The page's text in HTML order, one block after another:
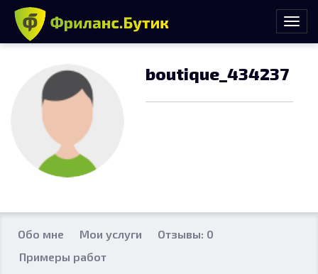
boutique_434237
Обо мне Мои услуги
Отзывы: 0
Примеры работ